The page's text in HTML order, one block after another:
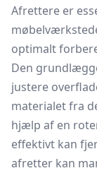
Afrettere er
optimalt
Den
justere
materialet fra
hjælp af en
effektivt kan
afretter kan